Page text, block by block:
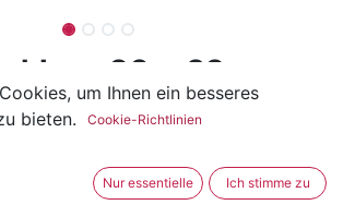
20 x 32mm
Clutch und vieles mehr.
um Ihnen ein besseres
bieten.
Cookie-Richtlinien
Nur essentielle Ich stimme zu